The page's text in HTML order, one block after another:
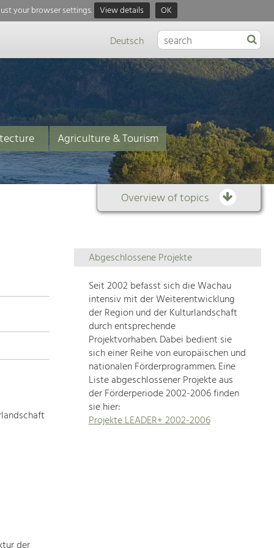
your browser settings. View details OK
Deutsch
Agriculture & Tourism
Overview of topics
Overview
of
topics
Development
within
our
region
is
extremely
diverse.
Which
Abgeschlossene Projekte
Seit 2002 befasst sich die Wachau
intensiv mit der Weiterentwicklung
der Region und der Kulturlandschaft
durch entsprechende
Projektvorhaben. Dabei bedient sie
sich einer Reihe von europäischen und
nationalen Förderprogrammen. Eine
Liste abgeschlossener Projekte aus
der Förderperiode 2002-2006 finden
sie hier:
Projekte LEADER+ 2002-2006